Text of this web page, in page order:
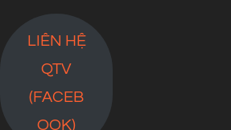
LIÊN HỆ
QTV
(FACEB
OOK)